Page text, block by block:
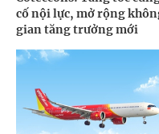
cố nội lực, mở rộng
gian tăng trưởng mới